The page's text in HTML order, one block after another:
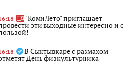
"КомиЛето" приглашает
эти выходные интересно и с
В Сыктывкаре с размахом
День физкультурника